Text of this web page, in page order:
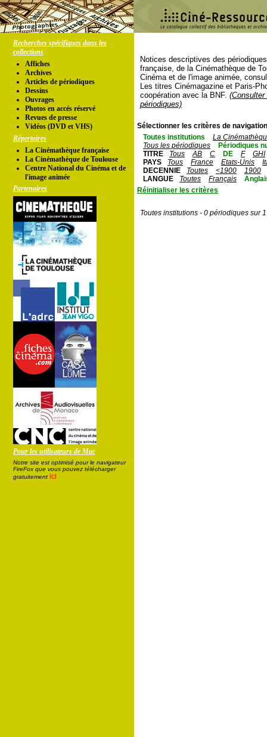
Recherches spécifiques dans les
collections
Affiches
Archives
Articles de périodiques
Dessins
Ouvrages
Photos en accés réservé
Revues de presse
Vidéos (DVD et VHS)
Répertoires
La Cinémathèque française
La Cinémathèque de Toulouse
Centre National du Cinéma et de
l'image animée
Partenaires
Pour les utilisateurs de Mac
Notre site est optimisé pour le navigateur
FireFox que vous pouvez télécharger
gratuitement ici
Notices descriptives des
française, de la Cinémathèque de
Cinéma et de l'image animée,
Les titres Cinémagazine et Paris-
coopération avec la BNF.
périodiques)
Sélectionner les critères de
Toutes institutions
La
Tous les périodiques
Périodiques
TITRE
Tous AB C DE F
GHI
PAYS
Tous France Etats-Unis
DECENNIE
Toutes <1900
1900
LANGUE
Toutes Français
Réinitialiser les critères
Toutes institutions - 0 périodiques sur